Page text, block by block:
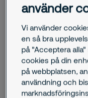
Hur vi kan hjälpa
Strukturerad
snabb och
använder
Vi använder
en så bra
på "Acceptera
cookies på din
på webbplatsen,
användning och